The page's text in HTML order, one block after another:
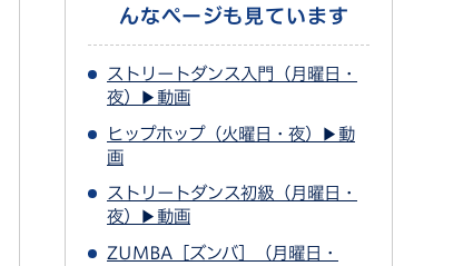
んなページも見ています
ストリートダンス入門（月曜日・
夜）▶動画
ヒップホップ（火曜日・夜）▶動
画
ストリートダンス初級（月曜日・
夜）▶動画
ZUMBA［ズンバ］（月曜日・